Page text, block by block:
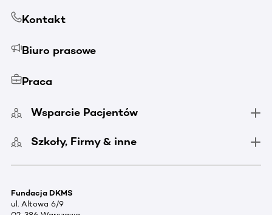
Kontakt
Biuro prasowe
Praca
Wsparcie Pacjentów
Szkoły, Firmy & inne
Fundacja DKMS
ul. Altowa 6/9